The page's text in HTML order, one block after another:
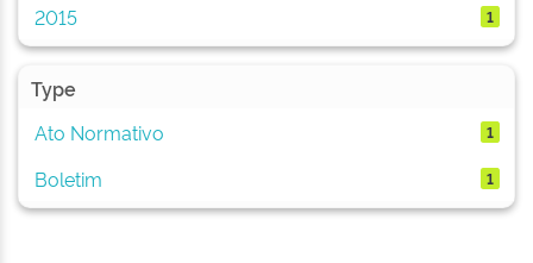
2015
1
Type
Ato Normativo
1
Boletim 1